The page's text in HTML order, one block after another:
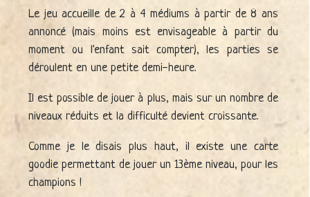
Le jeu accueille de 2 à 4 médiums à partir de 8 ans
annoncé (mais moins est envisageable à partir du
moment ou l'enfant sait compter), les parties se
déroulent en une petite demi-heure.
Il est possible de jouer à plus, mais sur un nombre de
niveaux réduits et la difficulté devient croissante.
Comme je le disais plus haut, il existe une carte
goodie permettant de jouer un 13ème niveau, pour les
champions !